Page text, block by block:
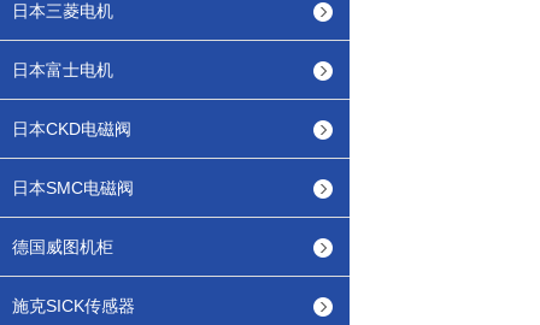
日本三菱电机
日本富士电机
日本CKD电磁阀
日本SMC电磁阀
德国威图机柜
施克SICK传感器